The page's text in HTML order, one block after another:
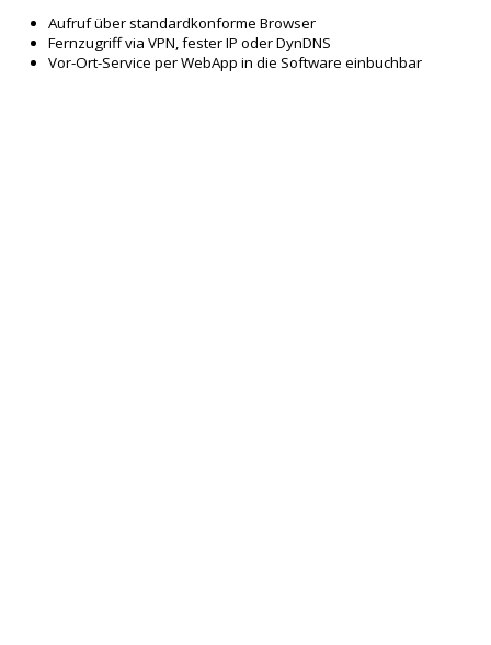
Aufruf über standardkonforme Browser
Fernzugriff via VPN, fester IP oder DynDNS
Vor-Ort-Service per WebApp in die Software einbuchbar